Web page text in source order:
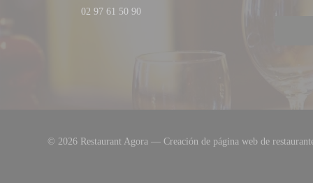
02 97 61 50 90
© 2026 Restaurant Agora — Creación de página web de